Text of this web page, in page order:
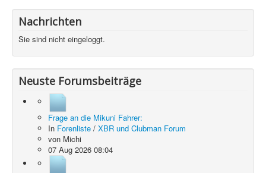
Nachrichten
Sie sind nicht eingeloggt.
Neuste Forumsbeiträge
Frage an die Mikuni Fahrer:
In Forenliste / XBR und Clubman Forum
von Michi
07 Aug 2026 08:04